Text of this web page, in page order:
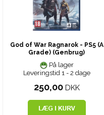
God of War Ragnarok - PS5 (A
Grade) (Genbrug)
På lager
Leveringstid 1 - 2 dage
250,00 DKK